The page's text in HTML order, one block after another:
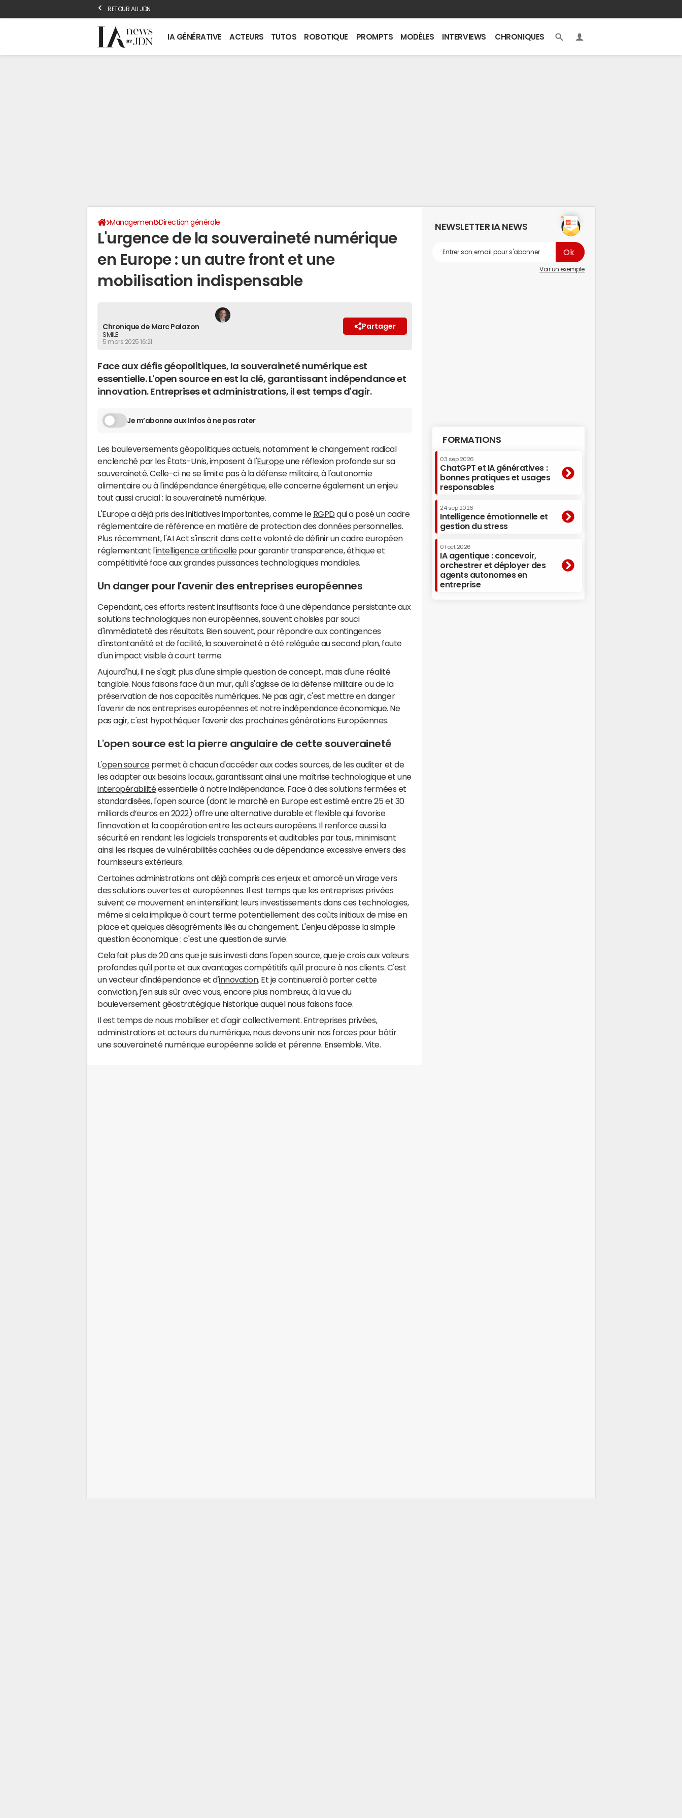
RETOUR AU JDN
IA GÉNÉRATIVE ACTEURS TUTOS ROBOTIQUE PROMPTS MODÈLES INTERVIEWS CHRONIQUES
Management Direction générale
L'urgence de la souveraineté numérique
en Europe : un autre front et une
mobilisation indispensable
Chronique de Marc Palazon
SMILE
5 mars 2025 16:21
Partager
Face aux défis géopolitiques, la souveraineté numérique est
essentielle. L'open source en est la clé, garantissant indépendance et
innovation. Entreprises et administrations, il est temps d'agir.
Je m’abonne aux Infos à ne pas rater
Les bouleversements géopolitiques actuels, notamment le changement radical
enclenché par les États-Unis, imposent à l'Europeune réflexion profonde sur sa
souveraineté. Celle-ci ne se limite pas à la défense militaire, à l'autonomie
alimentaire ou à l'indépendance énergétique, elle concerne également un enjeu
tout aussi crucial : la souveraineté numérique.
L'Europe a déjà pris des initiatives importantes, comme le RGPD qui a posé un cadre
réglementaire de référence en matière de protection des données personnelles.
Plus récemment, l'AI Act s'inscrit dans cette volonté de définir un cadre européen
réglementant l'intelligence artificiellepour garantir transparence, éthique et
compétitivité face aux grandes puissances technologiques mondiales.
Un danger pour l'avenir des entreprises européennes
Cependant, ces efforts restent insuffisants face à une dépendance persistante aux
solutions technologiques non européennes, souvent choisies par souci
d'immédiateté des résultats. Bien souvent, pour répondre aux contingences
d'instantanéité et de facilité, la souveraineté a été reléguée au second plan, faute
d'un impact visible à court terme.
Aujourd'hui, il ne s'agit plus d'une simple question de concept, mais d'une réalité
tangible. Nous faisons face à un mur, qu'il s'agisse de la défense militaire ou de la
préservation de nos capacités numériques. Ne pas agir, c'est mettre en danger
l'avenir de nos entreprises européennes et notre indépendance économique. Ne
pas agir, c'est hypothéquer l'avenir des prochaines générations Européennes.
L'open source est la pierre angulaire de cette souveraineté
L'open sourcepermet à chacun d'accéder aux codes sources, de les auditer et de
les adapter aux besoins locaux, garantissant ainsi une maîtrise technologique et une
interopérabilitéessentielle à notre indépendance. Face à des solutions fermées et
standardisées, l'open source (dont le marché en Europe est estimé entre 25 et 30
milliards d’euros en2022 ) offre une alternative durable et flexible qui favorise
l'innovation et la coopération entre les acteurs européens. Il renforce aussi la
sécurité en rendant les logiciels transparents et auditables par tous, minimisant
ainsi les risques de vulnérabilités cachées ou de dépendance excessive envers des
fournisseurs extérieurs.
Certaines administrations ont déjà compris ces enjeux et amorcé un virage vers
des solutions ouvertes et européennes. Il est temps que les entreprises privées
suivent ce mouvement en intensifiant leurs investissements dans ces technologies,
même si cela implique à court terme potentiellement des coûts initiaux de mise en
place et quelques désagréments liés au changement. L'enjeu dépasse la simple
question économique : c'est une question de survie.
Cela fait plus de 20 ans que je suis investi dans l'open source, que je crois aux valeurs
profondes qu'il porte et aux avantages compétitifs qu'il procure à nos clients. C'est
un vecteur d'indépendance et d'innovation. Et je continuerai à porter cette
conviction, j’en suis sûr avec vous, encore plus nombreux, à la vue du
bouleversement géostratégique historique auquel nous faisons face.
Il est temps de nous mobiliser et d'agir collectivement. Entreprises privées,
administrations et acteurs du numérique, nous devons unir nos forces pour bâtir
une souveraineté numérique européenne solide et pérenne. Ensemble. Vite.
NEWSLETTER IA NEWS
Voir un exemple
FORMATIONS
03 sep 2026
ChatGPT et IA génératives :
bonnes pratiques et usages
responsables
24 sep 2026
Intelligence émotionnelle et
gestion du stress
01 oct 2026
IA agentique : concevoir,
orchestrer et déployer des
agents autonomes en
entreprise